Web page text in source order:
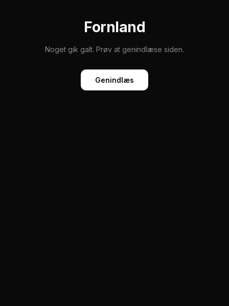
Fornland
Noget gik galt. Prøv at genindlæse siden.
Genindlæs